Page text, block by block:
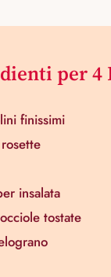
per 4
finissimi
insalata
tostate